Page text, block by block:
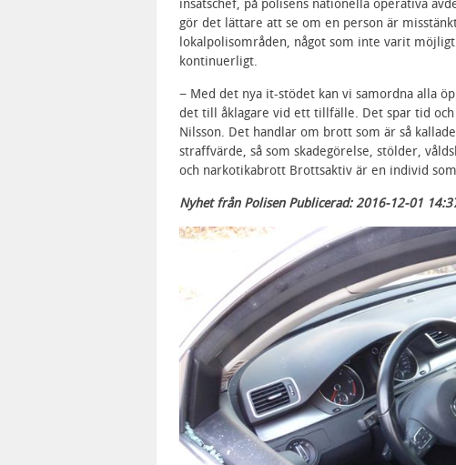
insatschef, på polisens nationella operativa
gör det lättare att se om en person är
lokalpolisområden, något som inte varit
kontinuerligt.
− Med det nya it-stödet kan vi samordna alla
det till åklagare vid ett tillfälle. Det spar tid
Nilsson. Det handlar om brott som är så
straffvärde, så som skadegörelse, stölder,
och narkotikabrott Brottsaktiv är en individ
Nyhet från Polisen Publicerad: 2016-12-01